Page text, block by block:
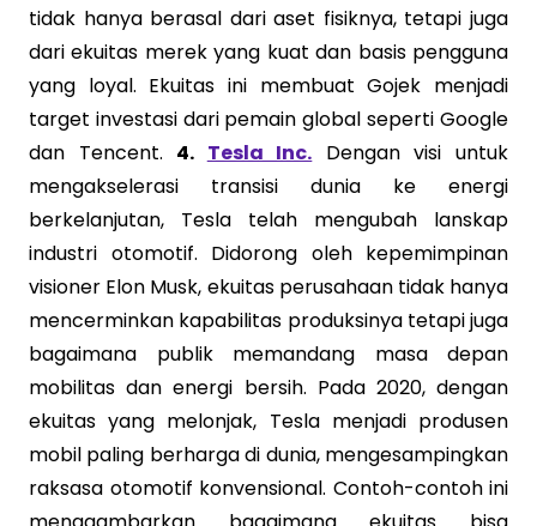
tidak hanya berasal dari aset fisiknya, tetapi juga
dari ekuitas merek yang kuat dan basis pengguna
yang loyal. Ekuitas ini membuat Gojek menjadi
target investasi dari pemain global seperti Google
dan Tencent. 4. Tesla Inc. Dengan visi untuk
mengakselerasi transisi dunia ke energi
berkelanjutan, Tesla telah mengubah lanskap
industri otomotif. Didorong oleh kepemimpinan
visioner Elon Musk, ekuitas perusahaan tidak hanya
mencerminkan kapabilitas produksinya tetapi juga
bagaimana publik memandang masa depan
mobilitas dan energi bersih. Pada 2020, dengan
ekuitas yang melonjak, Tesla menjadi produsen
mobil paling berharga di dunia, mengesampingkan
raksasa otomotif konvensional. Contoh-contoh ini